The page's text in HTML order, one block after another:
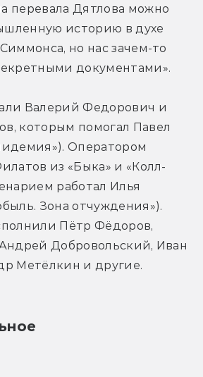
перевала Дятлова можно
историю в духе
но нас зачем-то
документами».
Валерий Федорович и
которым помогал Павел
Оператором
из «Быка» и «Колл-
работал Илья
Зона отчуждения»).
Пётр Фёдоров,
Добровольский, Иван
Метёлкин и другие.